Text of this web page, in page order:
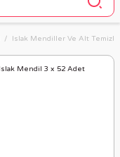
Islak Mendiller Ve Alt